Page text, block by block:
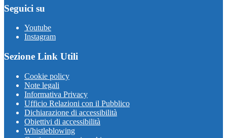
Seguici su
Youtube
Instagram
Sezione Link Utili
Cookie policy
Note legali
Informativa Privacy
Ufficio Relazioni con il Pubblico
Dichiarazione di accessibilità
Obiettivi di accessibilità
Whistleblowing